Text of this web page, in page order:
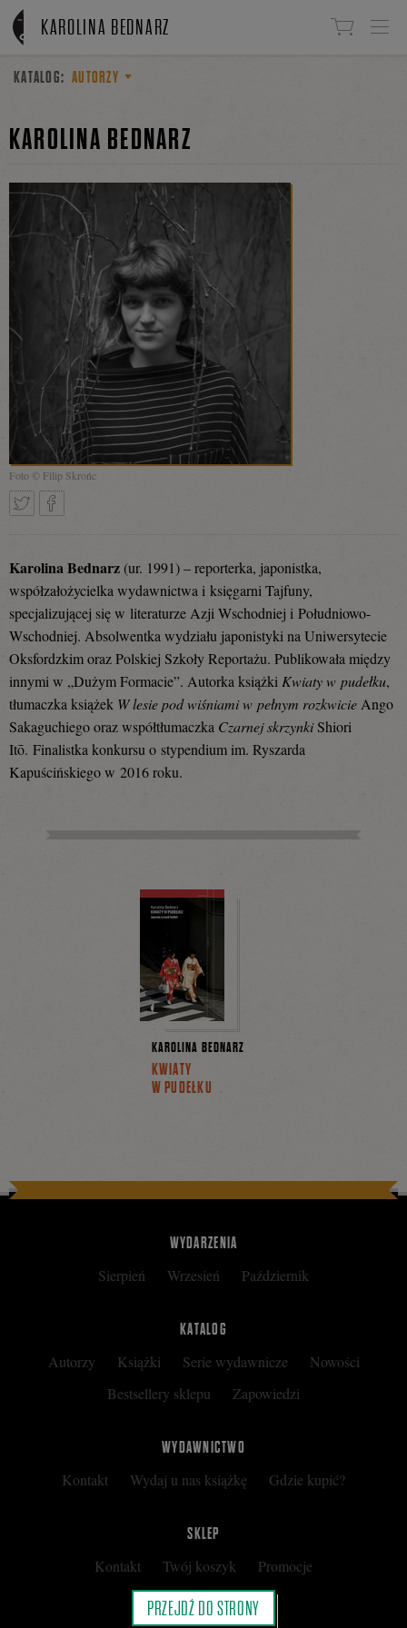
Linki do przejścia
KAROLINA BEDNARZ
KATALOG: AUTORZY
KAROLINA BEDNARZ
Foto © Filip Skrońc
się
Facebooku
Karolina Bednarz (ur. 1991) – reporterka, japonistka,
współzałożycielka wydawnictwa i księgarni Tajfuny,
specjalizującej się w literaturze Azji Wschodniej i Południowo-
Wschodniej. Absolwentka wydziału japonistyki na Uniwersytecie
Oksfordzkim oraz Polskiej Szkoły Reportażu. Publikowała między
innymi w „Dużym Formacie”. Autorka książki Kwiaty w pudełku,
tłumaczka książek W lesie pod wiśniami w pełnym rozkwicie Ango
Sakaguchiego oraz współtłumaczka Czarnej skrzynkiShiori
Itō. Finalistka konkursu o stypendium im. Ryszarda
Kapuścińskiego w 2016 roku.
KAROLINA BEDNARZ
KWIATY
W PUDEŁKU
WYDARZENIA
Sierpień Wrzesień Październik
KATALOG
Autorzy Książki Serie wydawnicze
Nowości
Bestsellery sklepu
Zapowiedzi
WYDAWNICTWO
Kontakt Wydaj u nas książkę Gdzie kupić?
SKLEP
Kontakt Twój koszyk
Promocje
Kup kartę podarunkową
Nota prawna
PRZEJDŹ DO STRONY